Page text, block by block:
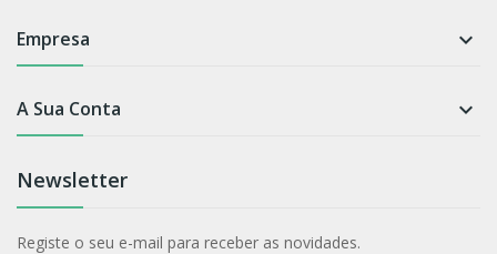
Empresa 
A Sua Conta 
Newsletter
Registe o seu e-mail para receber as novidades.